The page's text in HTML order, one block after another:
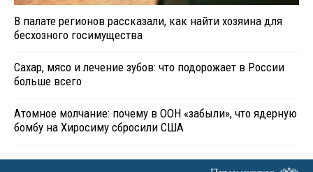
В палате регионов рассказали, как найти хозяина для
бесхозного госимущества
Сахар, мясо и лечение зубов: что подорожает в России
больше всего
Атомное молчание: почему в ООН «забыли», что ядерную
бомбу на Хиросиму сбросили США